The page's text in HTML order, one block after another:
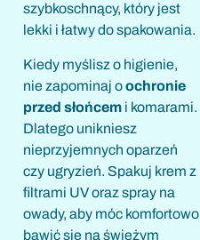
szybkoschnący, który jest
lekki i łatwy do spakowania.
Kiedy myślisz o higienie,
nie zapominaj oochronie
przed słońcem i komarami.
Dlatego unikniesz
nieprzyjemnych oparzeń
czy ugryzień. Spakuj krem z
filtrami UV oraz spray na
owady, aby móc komfortowo
bawić się na świeżym